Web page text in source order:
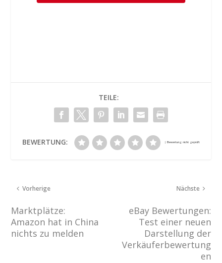
TEILE:
BEWERTUNG:
Vorherige
Marktplätze:
Amazon hat in China
nichts zu melden
Nächste
eBay Bewertungen:
Test einer neuen
Darstellung der
Verkäuferbewertung
en